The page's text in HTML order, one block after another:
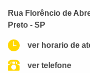
Rua Florêncio de
Preto - SP
ver horario de
ver telefone